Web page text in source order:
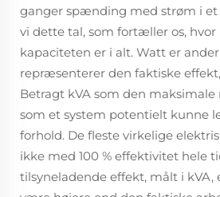
ganger spænding med strøm i et
vi dette tal, som fortæller os,
kapaciteten er i alt. Watt er
repræsenterer den faktiske
Betragt kVA som den
som et system potentielt kunne
forhold. De fleste virkelige
ikke med 100 % effektivitet hele
tilsyneladende effekt, målt i kVA,